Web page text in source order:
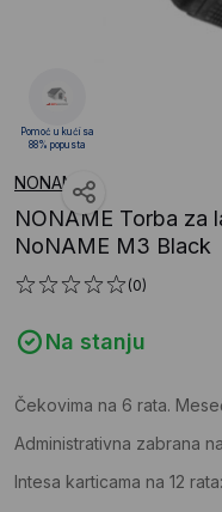
NONAME
NONAME Torba za
NoNAME M3 Black
(0)
Na stanju
Čekovima na 6 rata.
Administrativna zabrana
Intesa karticama na 12 rata:
Pomoć u kući sa
88% popusta